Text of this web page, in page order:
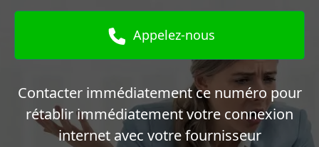
Appelez-nous
Contacter immédiatement ce numéro pour
rétablir immédiatement votre connexion
internet avec votre fournisseur